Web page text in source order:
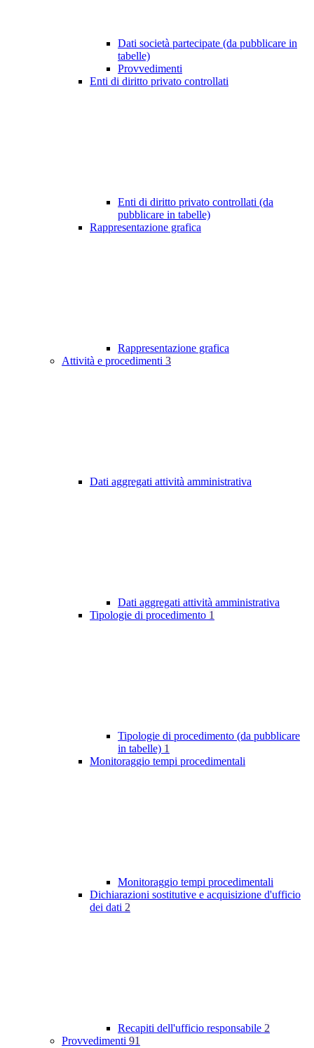
Dati società partecipate (da pubblicare in
tabelle)
Provvedimenti
Enti di diritto privato controllati
Enti di diritto privato controllati (da
pubblicare in tabelle)
Rappresentazione grafica
Rappresentazione grafica
Attività e procedimenti 3
Dati aggregati attività amministrativa
Dati aggregati attività amministrativa
Tipologie di procedimento 1
Tipologie di procedimento (da pubblicare
in tabelle) 1
Monitoraggio tempi procedimentali
Monitoraggio tempi procedimentali
Dichiarazioni sostitutive e acquisizione d'ufficio
dei dati 2
Recapiti dell'ufficio responsabile 2
Provvedimenti 91